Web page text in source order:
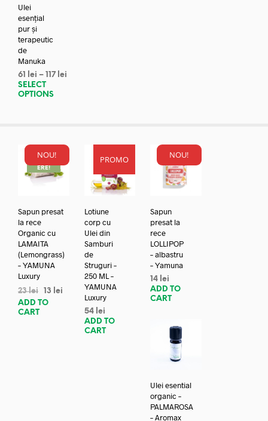
Ulei
esențial
pur și
terapeutic
de
Manuka
61 lei – 117 lei
SELECT
OPTIONS
NOU!
REDUC
ERE!
Sapun presat
la rece
Organic cu
LAMAITA
(Lemongrass)
– YAMUNA
Luxury
23lei 13
lei
ADD TO
CART
PROMO
Lotiune
corp cu
Ulei din
Samburi
de
Struguri –
250 ML –
YAMUNA
Luxury
54 lei
ADD TO
CART
NOU!
Sapun
presat la
rece
LOLLIPOP
– albastru
– Yamuna
14 lei
ADD TO
CART
Ulei esential
organic –
PALMAROSA
– Aromax